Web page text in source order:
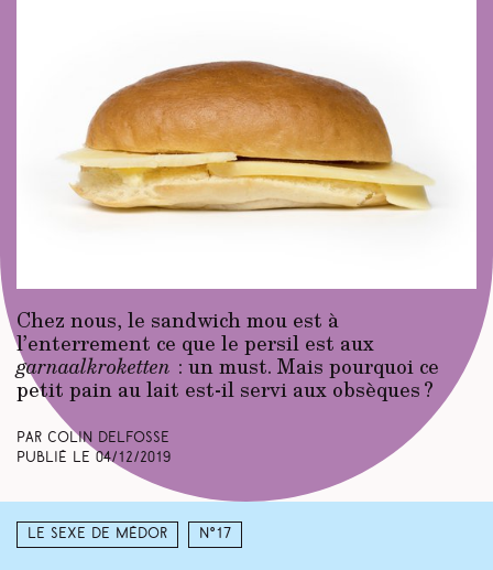
Chez nous, le sandwich mou est à
l’enterrement ce que le persil est aux
garnaalkroketten : un must. Mais pourquoi ce
petit pain au lait est-il servi aux obsèques ?
Par Colin Delfosse
Publié le 04/12/2019
Le sexe de Médor N°17